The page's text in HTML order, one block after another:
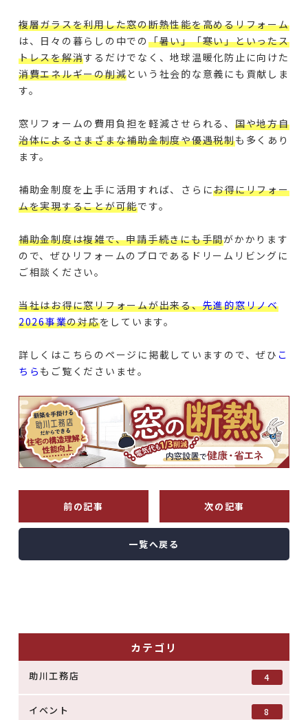
複層ガラスを利用した窓の断熱性能を高めるリフォーム
は、日々の暮らしの中での「暑い」「寒い」といったス
トレスを解消するだけでなく、地球温暖化防止に向けた
消費エネルギーの削減という社会的な意義にも貢献しま
す。
窓リフォームの費用負担を軽減させられる、 国や地方自
治体によるさまざまな補助金制度や優遇税制も多くあり
ます。
補助金制度を上手に活用すれば、さらにお得にリフォー
ムを実現することが可能です。
補助金制度は複雑で、申請手続きにも手間がかかります
ので、ぜひリフォームのプロであるドリームリビングに
ご相談ください。
当社はお得に窓リフォームが出来る、先進的窓リノベ
2026事業の対応をしています。
詳しくはこちらのページに掲載していますので、ぜひ こ
ちら もご覧くださいませ。
前の記事 次の記事
一覧へ戻る
カテゴリ
助川工務店 4
イベント 8